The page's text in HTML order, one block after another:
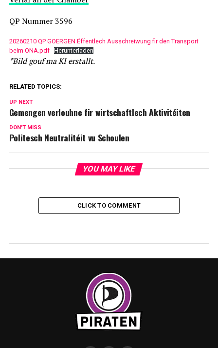
QP Nummer 3596
20260210 QP GOERGEN Ëffentlech Ausschreiwung fir den Transport
beim ONA.pdf
Herunterladen
*Bild gouf ma KI erstallt.
RELATED TOPICS:
UP NEXT
Gemengen verlouhne fir wirtschaftlech Aktivitéiten
DON'T MISS
Politesch Neutralitéit vu Schoulen
YOU MAY LIKE
CLICK TO COMMENT